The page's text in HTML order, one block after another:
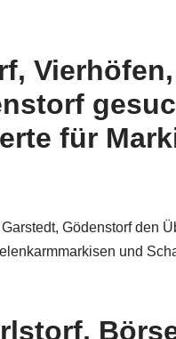
für
Gödenstorf den
und